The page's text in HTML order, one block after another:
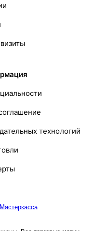
технологий
Мастеркасса